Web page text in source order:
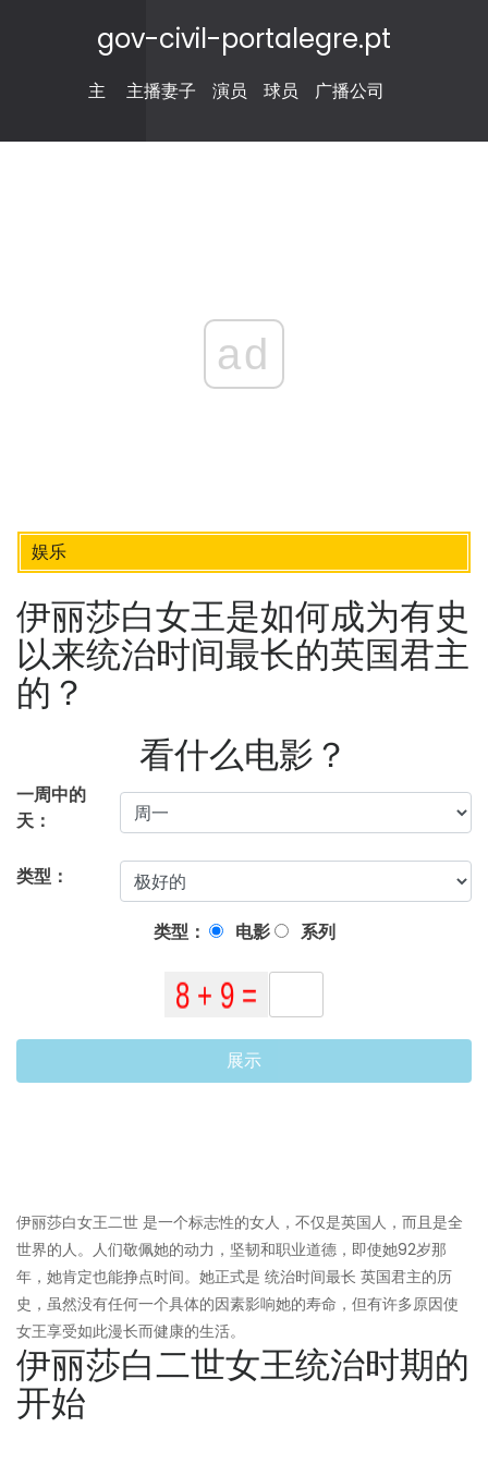
gov-civil-portalegre.pt
主 主播妻子 演员 球员 广播公司
ad
娱乐
伊丽莎白女王是如何成为有史
以来统治时间最长的英国君主
的？
看什么电影？
一周中的
天：
类型：
类型： 电影 系列
展示
伊丽莎白女王二世 是一个标志性的女人，不仅是英国人，而且是全
世界的人。人们敬佩她的动力，坚韧和职业道德，即使她92岁那
年，她肯定也能挣点时间。她正式是 统治时间最长 英国君主的历
史，虽然没有任何一个具体的因素影响她的寿命，但有许多原因使
女王享受如此漫长而健康的生活。
伊丽莎白二世女王统治时期的
开始